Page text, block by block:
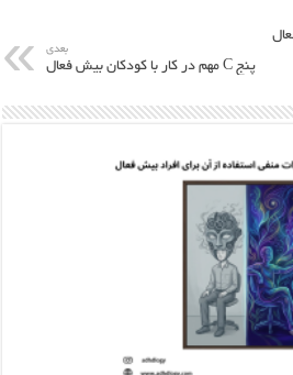
بعدی
پنج C مهم در کار با کودکان بیش فعال